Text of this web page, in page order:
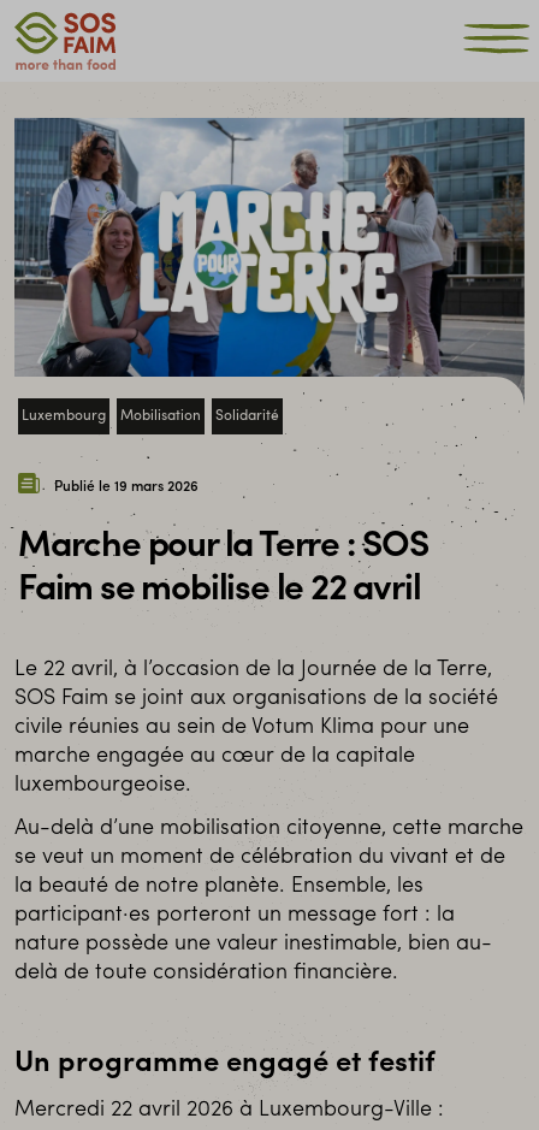
Luxembourg Mobilisation Solidarité
Publié le 19 mars 2026
Marche pour la Terre : SOS
Faim se mobilise le 22 avril
Le 22 avril, à l’occasion de la Journée de la Terre,
SOS Faim se joint aux organisations de la société
civile réunies au sein de Votum Klima pour une
marche engagée au cœur de la capitale
luxembourgeoise.
Au-delà d’une mobilisation citoyenne, cette marche
se veut un moment de célébration du vivant et de
la beauté de notre planète. Ensemble, les
participant·es porteront un message fort : la
nature possède une valeur inestimable, bien au-
delà de toute considération financière.
Un programme engagé et festif
Mercredi 22 avril 2026 à Luxembourg-Ville :